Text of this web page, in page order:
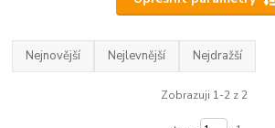
Nejnovější Nejlevnější Nejdražší
Zobrazuji 1-2 z 2